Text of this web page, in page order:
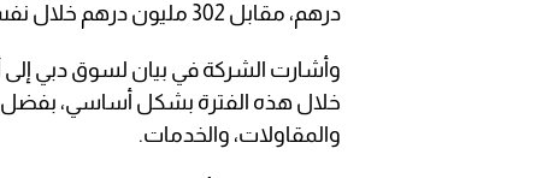
درهم، مقابل 302 مليون درهم خلال نفس الفترة من العام الماضي.
خلال هذه الفترة بشكل أساسي، بفضل
والمقاولات، والخدمات.